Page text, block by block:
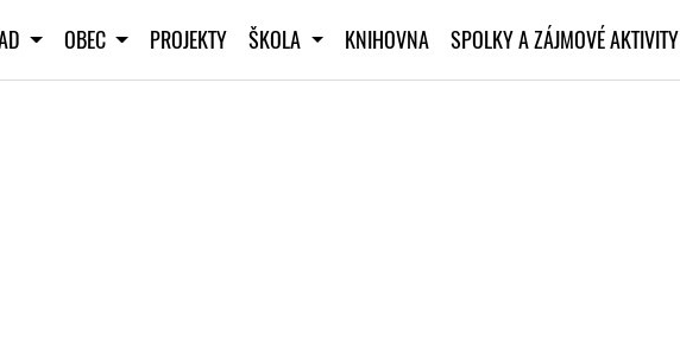
OBEC PROJEKTY ŠKOLA KNIHOVNA SPOLKY A ZÁJMOVÉ AKTIVITY